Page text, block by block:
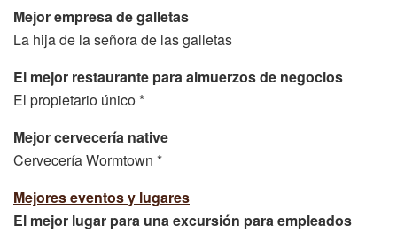
Mejor empresa de galletas
La hija de la señora de las galletas
El mejor restaurante para almuerzos de negocios
El propietario único *
Mejor cervecería native
Cervecería Wormtown *
Mejores eventos y lugares
El mejor lugar para una excursión para empleados